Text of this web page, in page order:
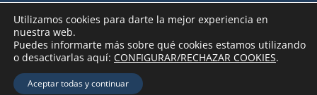
Copyright2026 - Consoft |Aviso Legal
Política de Cookies|Seguridad de sus datos
Utilizamos cookies para darte la mejor experiencia en
nuestra web.
Puedes informarte más sobre qué cookies estamos utilizando
o desactivarlas aquí: CONFIGURAR/RECHAZAR COOKIES.
Aceptar todas y continuar